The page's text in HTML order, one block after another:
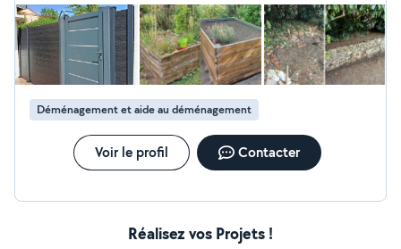
Déménagement et aide au déménagement
Voir le profil Contacter
Réalisez vos Projets !